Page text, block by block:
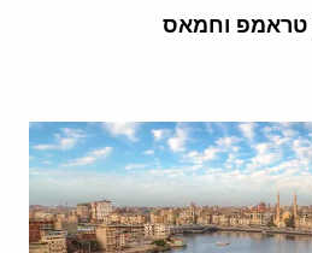
טראמפ וחמאס